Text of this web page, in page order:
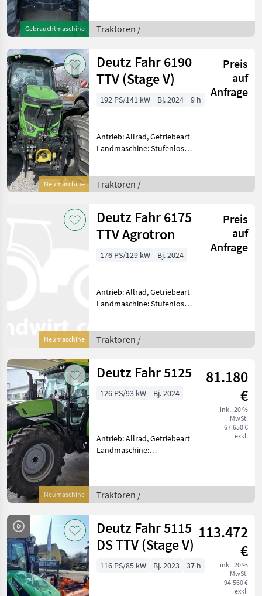
Gebrauchtmaschine
Zapfwellendrehzahl:
540/540E,
km/h: 30 km/h, Aufladung:
Turbolader,
Traktoren /
Neumaschine
Deutz Fahr 6190
TTV (Stage V)
Preis
auf
Anfrage
192 PS/141 kW Bj. 2024 9 h
Antrieb: Allrad, Getriebeart
Landmaschine: Stufenloses
540E/1000/1000E,
Höchstgeschwindigkeit in
Traktoren /
Neumaschine
Deutz Fahr 6175
TTV Agrotron
Preis
auf
Anfrage
176 PS/129 kW Bj. 2024
Antrieb: Allrad, Getriebeart
Landmaschine: Stufenloses
540/540E/1000/1000E,
Höchstgeschwindigkeit in
Traktoren /
Neumaschine
Deutz Fahr 5125
81.180
€
inkl. 20 %
MwSt.
67.650 €
exkl.
126 PS/93 kW Bj. 2024
Antrieb: Allrad, Getriebeart
Landmaschine:
Zapfwellendrehzahl:
540/540E/1000/1000E,
km/h: 40 km/h, Aufladu
Traktoren /
Deutz Fahr 5115
DS TTV (Stage V)
113.472
€
inkl. 20 %
MwSt.
94.560 €
exkl.
116 PS/85 kW Bj. 2023 37 h